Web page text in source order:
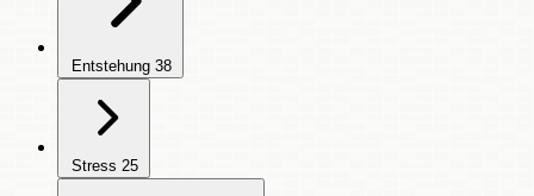
Entstehung 38
Stress 25